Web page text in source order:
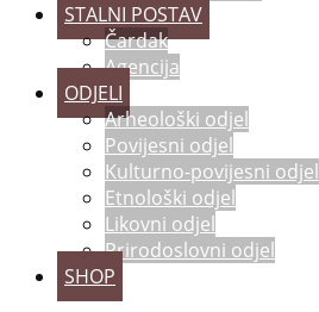
STALNI POSTAV
Čardak
Agencija
ODJELI
Arheološki odjel
Povijesni odjel
Kulturno-povijesni odjel
Etnološki odjel
Likovni odjel
Prirodoslovni odjel
SHOP